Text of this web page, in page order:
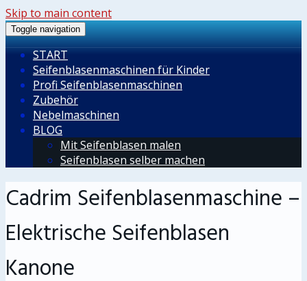
Skip to main content
Toggle navigation
START
Seifenblasenmaschinen für Kinder
Profi Seifenblasenmaschinen
Zubehör
Nebelmaschinen
BLOG
Mit Seifenblasen malen
Seifenblasen selber machen
Cadrim Seifenblasenmaschine –
Elektrische Seifenblasen
Kanone